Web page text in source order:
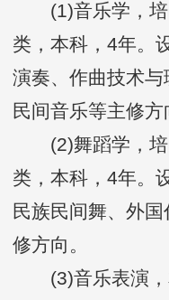
(1)音乐学，培
类，本科，4年。
演奏、作曲技术
民间音乐等主修方
(2)舞蹈学，培
类，本科，4年。
民族民间舞、外
修方向。
(3)音乐表演，